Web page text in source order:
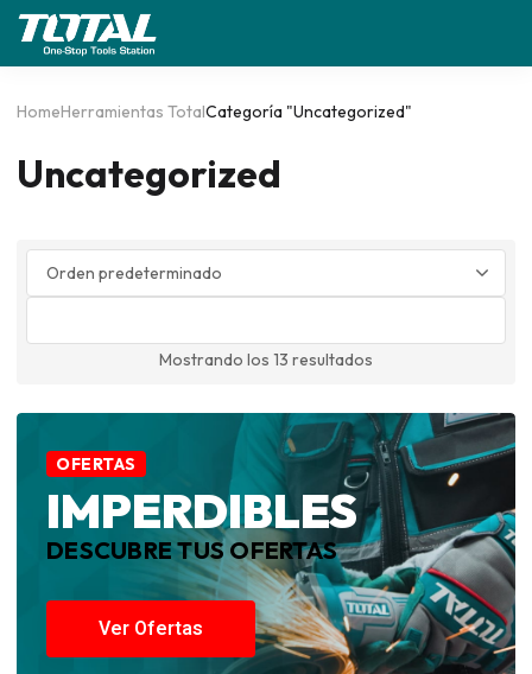
HomeHerramientas TotalCategoría "Uncategorized"
Uncategorized
Mostrando los 13 resultados
OFERTAS
IMPERDIBLES
DESCUBRE TUS OFERTAS
Ver Ofertas